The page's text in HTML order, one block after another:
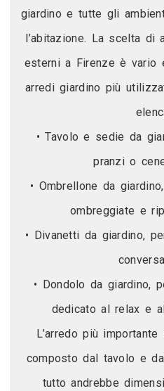
giardino e tutte gli
l’abitazione. La scelta di
esterni a Firenze è
arredi giardino più
• Tavolo e sedie da
pranzi o
• Ombrellone da
ombreggiate e
• Divanetti da giardino,
• Dondolo da giardino,
dedicato al relax e
L’arredo più
composto dal tavolo e
tutto andrebbe